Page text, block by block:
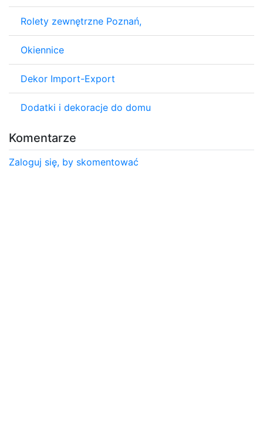
Rolety zewnętrzne Poznań,
Okiennice
Dekor Import-Export
Dodatki i dekoracje do domu
Komentarze
Zaloguj się, by skomentować